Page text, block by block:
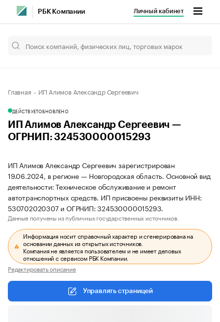
РБК Компании Личный кабинет
Главная ИП Алимов Александр Сергеевич
ДЕЙСТВУЕТОБНОВЛЕНО
ИП Алимов Александр Сергеевич —
ОГРНИП: 324530000015293
ИП Алимов Александр Сергеевич зарегистрирован
19.06.2024, в регионе — Новгородская область. Основной вид
деятельности: Техническое обслуживание и ремонт
автотранспортных средств. ИП присвоены реквизиты ИНН:
530702020307 и ОГРНИП: 324530000015293.
Данные получены из публичных государственных источников.
Информация носит справочный характер и сгенерирована на
основании данных из открытых источников.
Компания не является пользователем и не имеет деловых
отношений с сервисом РБК Компании.
Редактировать описание
Управлять страницей